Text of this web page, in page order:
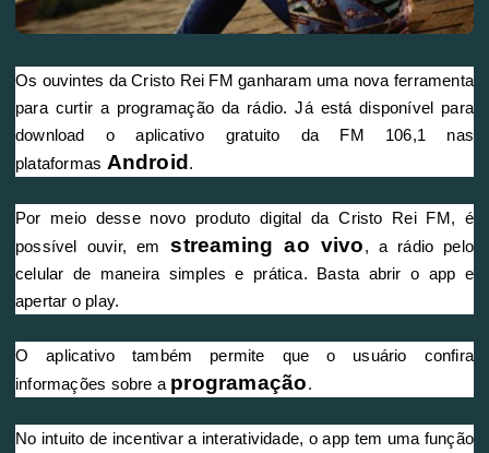
Os ouvintes da Cristo Rei FM ganharam uma nova ferramenta
para curtir a programação da rádio. Já está disponível para
download o aplicativo gratuito da FM 106,1 nas
plataformas Android .
Por meio desse novo produto digital da Cristo Rei FM, é
possível ouvir, em
streaming ao vivo, a rádio pelo
celular de maneira simples e prática. Basta abrir o app e
apertar o play.
O aplicativo também permite que o usuário confira
informações sobre a programação.
No intuito de incentivar a interatividade, o app tem uma função